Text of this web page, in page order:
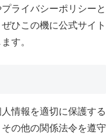
ライバシーポリシーと
ひこの機に公式サイト
す。
情報を適切に保護する
の他の関係法令を遵守